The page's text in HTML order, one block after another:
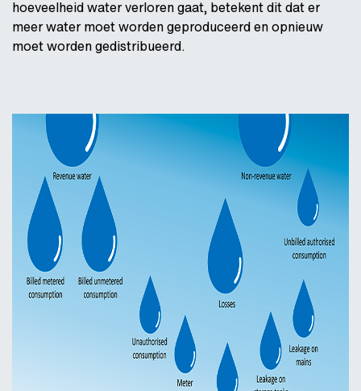
hoeveelheid water verloren gaat, betekent dit dat er
meer water moet worden geproduceerd en opnieuw
moet worden gedistribueerd.